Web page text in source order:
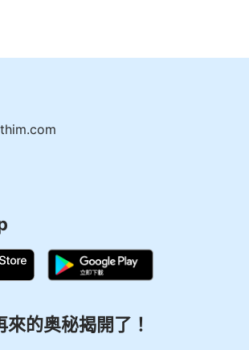
感到神的話句句帶着權柄，帶着能
還不能證明主耶穌已經回來了嗎？
發表數百萬字的話語早已公開在網
尋求考察，這是主在向我們叩門，
了，如果人不管全能神的話怎麽有權
有做聰明童女，注重聽神的聲音，
緊接受、順服，這才是緊跟羔羊的
筵席的人。就如啓示録3章20節預
那裏去，我與他，他與我，一同坐
的奥秘揭開了！